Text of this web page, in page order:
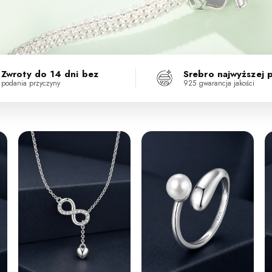
Zwroty do 14 dni bez
podania przyczyny
Srebro najwyższej
925 gwarancja jakości